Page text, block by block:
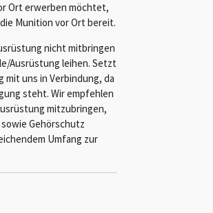
Ort erwerben möchtet,
Munition vor Ort bereit.
nicht mitbringen
Ausrüstung leihen. Setzt
mit uns in Verbindung, da
steht. Wir empfehlen
mitzubringen,
Gehörschutz
Umfang zur